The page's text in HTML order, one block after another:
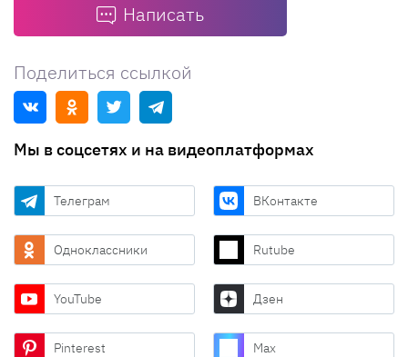
Написать
Поделиться ссылкой
Мы в соцсетях и на видеоплатформах
Телеграм ВКонтакте
Одноклассники Rutube
YouTube Дзен
Pinterest Max